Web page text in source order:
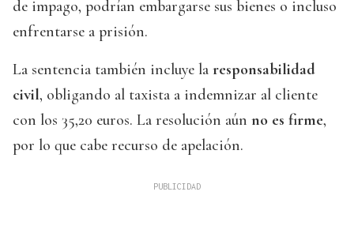
de impago, podrían embargarse sus bienes o incluso
enfrentarse a prisión.
La sentencia también incluye la responsabilidad
civil, obligando al taxista a indemnizar al cliente
con los 35,20 euros. La resolución aún no es firme,
por lo que cabe recurso de apelación.